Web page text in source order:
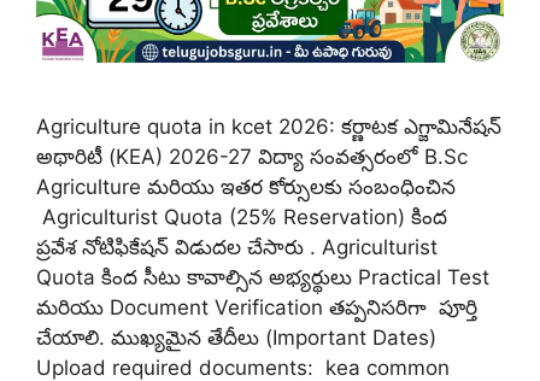
Agriculture quota in kcet 2026: కర్ణాటక ఎగ్జామినేషన్
అథారిటీ (KEA) 2026-27 విద్యా సంవత్సరంలో B.Sc
Agriculture మరియు ఇతర కోర్సులకు సంబంధించిన
Agriculturist Quota (25% Reservation) కింద
ప్రవేశ నోటిఫికేషన్ విడుదల చేసారు . Agriculturist
Quota కింద సీటు కావాల్సిన అభ్యర్థులు Practical Test
మరియు Document Verification తప్పనిసరిగా పూర్తి
చేయాలి. ముఖ్యమైన తేదీలు (Important Dates)
Upload required documents: kea common